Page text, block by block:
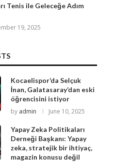
Tenis ile Geleceğe Adım
19, 2025
Kocaelispor’da Selçuk
İnan, Galatasaray’dan eski
öğrencisini istiyor
by admin June 10, 2025
Yapay Zeka Politikaları
Derneği Başkanı: Yapay
zeka, stratejik bir ihtiyaç,
magazin konusu değil